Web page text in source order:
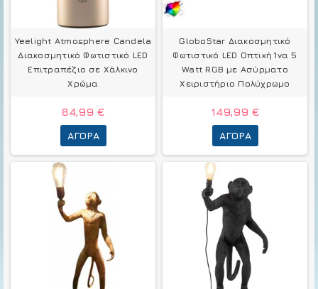
Yeelight Atmosphere Candela
Διακοσμητικό Φωτιστικό LED
Επιτραπέζιο σε Χάλκινο
Χρώμα
84,99 €
ΑΓΟΡΆ
GloboStar Διακοσμητικό
Φωτιστικό LED Οπτική Ίνα 5
Watt RGB με Ασύρματο
Χειριστήριο Πολύχρωμο
149,99 €
ΑΓΟΡΆ